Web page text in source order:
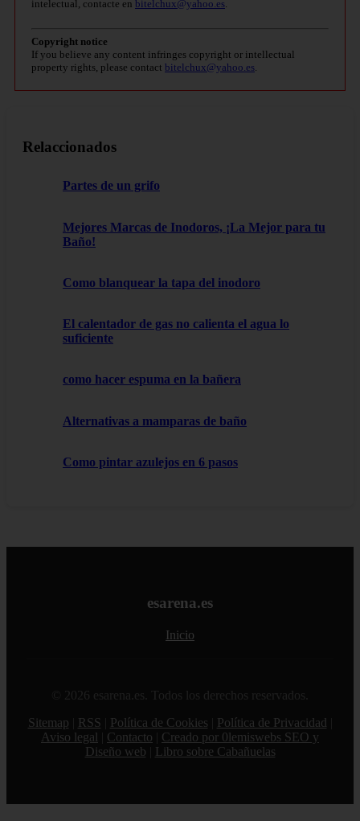
intelectual, contacte en bitelchux@yahoo.es
Copyright notice
If you believe any content infringes copyright or intellectual
property rights, please contact bitelchux@yahoo.es
Relaccionados
Partes de un grifo
Mejores Marcas de Inodoros, ¡La Mejor para tu
Baño!
Como blanquear la tapa del inodoro
El calentador de gas no calienta el agua lo
suficiente
como hacer espuma en la bañera
Alternativas a mamparas de baño
Como pintar azulejos en 6 pasos
esarena.es
Inicio
© 2026 esarena.es. Todos los derechos reservados.
Sitemap
RSS Política de Cookies Política de Privacidad
Aviso legal
Contacto
Creado por 0lemiswebs SEO y
Diseño web
Libro sobre Cabañuelas